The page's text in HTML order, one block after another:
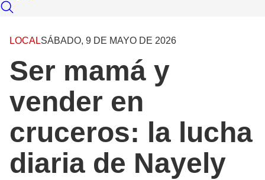
LOCALSÁBADO, 9 DE MAYO DE 2026
Ser mamá y
vender en
cruceros: la lucha
diaria de Nayely